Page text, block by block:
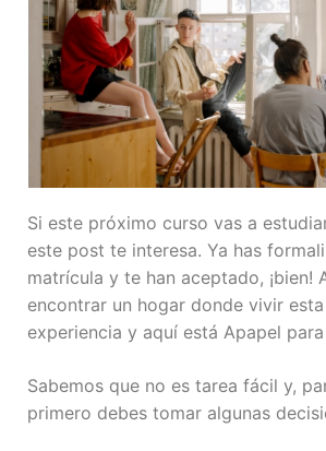
Si este próximo curso vas a
este post te interesa. Ya has
matrícula y te han aceptado, ¡bien!
encontrar un hogar donde vivir
experiencia y aquí está Apapel
Sabemos que no es tarea fácil y,
primero debes tomar algunas